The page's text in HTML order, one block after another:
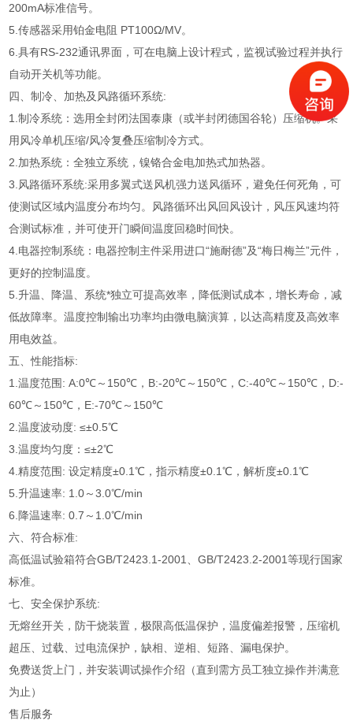
200mA标准信号。
5.传感器采用铂金电阻 PT100Ω/MV。
6.具有RS-232通讯界面，可在电脑上设计程式，监视试验过程并执行
自动开关机等功能。
四、制冷、加热及风路循环系统:
1.制冷系统：选用全封闭法国泰康（或半封闭德国谷轮）压缩机。采
用风冷单机压缩/风冷复叠压缩制冷方式。
2.加热系统：全独立系统，镍铬合金电加热式加热器。
3.风路循环系统:采用多翼式送风机强力送风循环，避免任何死角，可
使测试区域内温度分布均匀。风路循环出风回风设计，风压风速均符
合测试标准，并可使开门瞬间温度回稳时间快。
4.电器控制系统：电器控制主件采用进口“施耐德”及“梅日梅兰”元件，
更好的控制温度。
5.升温、降温、系统*独立可提高效率，降低测试成本，增长寿命，减
低故障率。温度控制输出功率均由微电脑演算，以达高精度及高效率
用电效益。
五、性能指标:
1.温度范围: A:0℃～150℃，B:-20℃～150℃，C:-40℃～150℃，D:-
60℃～150℃，E:-70℃～150℃
2.温度波动度: ≤±0.5℃
3.温度均匀度：≤±2℃
4.精度范围: 设定精度±0.1℃，指示精度±0.1℃，解析度±0.1℃
5.升温速率: 1.0～3.0℃/min
6.降温速率: 0.7～1.0℃/min
六、符合标准:
高低温试验箱符合GB/T2423.1-2001、GB/T2423.2-2001等现行国家
标准。
七、安全保护系统:
无熔丝开关，防干烧装置，极限高低温保护，温度偏差报警，压缩机
超压、过载、过电流保护，缺相、逆相、短路、漏电保护。
免费送货上门，并安装调试操作介绍（直到需方员工独立操作并满意
为止）
售后服务